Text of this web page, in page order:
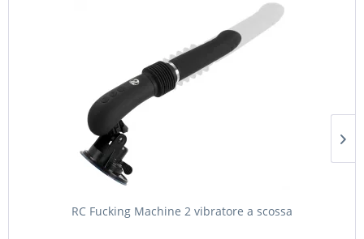
RC Fucking Machine 2 vibratore a scossa